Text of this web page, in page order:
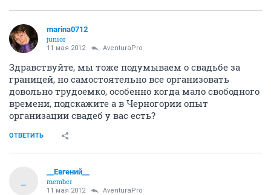
marina0712
junior
11 мая 2012 AventuraPro
Здравствуйте, мы тоже подумываем о свадьбе за
границей, но самостоятельно все организовать
довольно трудоемко, особенно когда мало свободного
времени, подскажите а в Черногории опыт
организации свадеб у вас есть?
ОТВЕТИТЬ
__Евгений__
member
11 мая 2012 AventuraPro